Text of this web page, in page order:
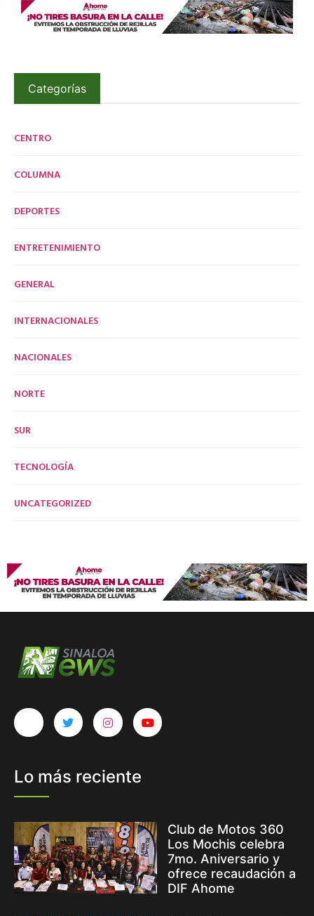
Categorías
CENTRO
COLUMNA
DEPORTES
ENTRETENIMIENTO
GENERAL
INTERNACIONALES
NACIONALES
NORTE
SUR
TECNOLOGÍA
UNCATEGORIZED
Lo más reciente
Club de Motos 360
Los Mochis celebra
7mo. Aniversario y
ofrece recaudación a
DIF Ahome